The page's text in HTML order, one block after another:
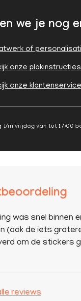
we je nog
of
onze plakinstructies
onze klantenservice
t/m vrijdag van tot 17:00
was snel binnen
(ook de iets
om de stickers
reviews